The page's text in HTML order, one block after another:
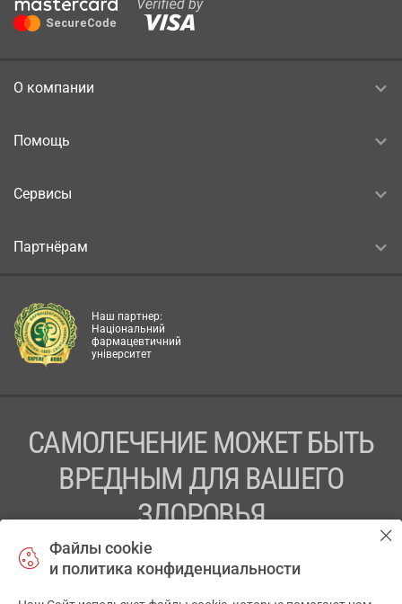
О компании
Помощь
Сервисы
Партнёрам
Наш партнер:
Національний
фармацевтичний
університет
САМОЛЕЧЕНИЕ МОЖЕТ БЫТЬ
ВРЕДНЫМ ДЛЯ ВАШЕГО
ЗДОРОВЬЯ
ПЕРЕД ПРИМЕНЕНИЕМ ПРЕПАРАТА
ПРОКОНСУЛЬТИРУЙТЕСЬ С ВРАЧОМ
Файлы cookie
и политика конфиденциальности